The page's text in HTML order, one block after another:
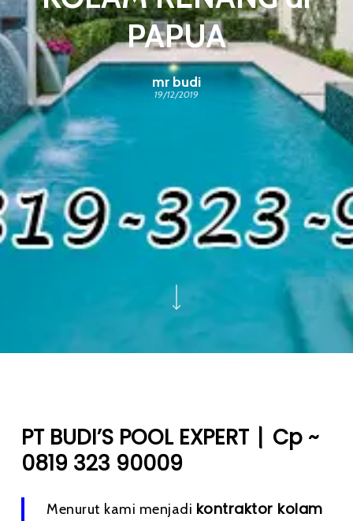
PAPUA
mr budi
19/12/2019
PT BUDI’S POOL EXPERT| Cp ~
0819 323 90009
Menurut kami menjadi kontraktor kolam